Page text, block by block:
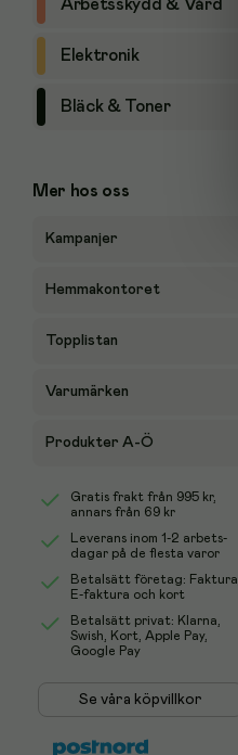
Arbetsskydd & Vård
Elektronik
Bläck & Toner
Mer hos oss
Kampanjer
Hemmakontoret
Topplistan
Varumärken
Produkter A-Ö
Gratis frakt från 995 kr,
annars från 69 kr
Leverans inom 1-2 arbets-
dagar på de flesta varor
Betalsätt företag: Faktura,
E-faktura och kort
Betalsätt privat: Klarna,
Swish, Kort, Apple Pay,
Google Pay
Se våra köpvillkor